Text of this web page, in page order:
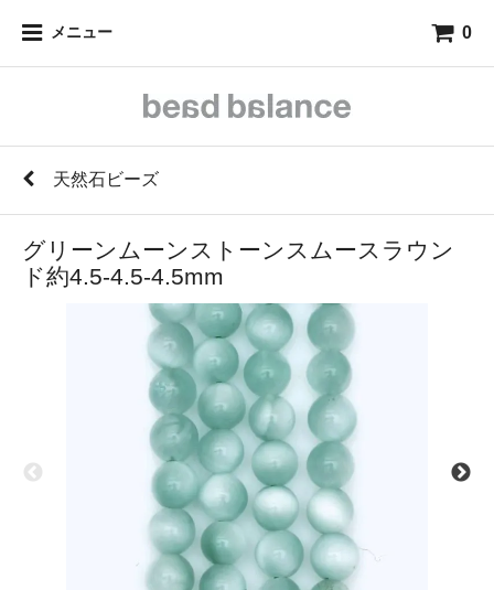
メニュー 0
天然石ビーズ
グリーンムーンストーンスムースラウン
ド約4.5-4.5-4.5mm